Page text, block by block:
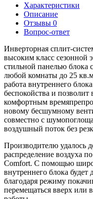
Характеристики
Описание
Отзывы 0
Вопрос-ответ
Инверторная сплит-
высоким класс сезонной
стильной панелью блока
любой комнаты до 25
работа внутреннего
беспокойства и
комфортным
новому бесшумному
совместно с
воздушный поток без
Производителю удалось
распределение воздуха
Comfort. С помощью
внутреннего блока будет
благодаря режиму
перемещаться вверх или